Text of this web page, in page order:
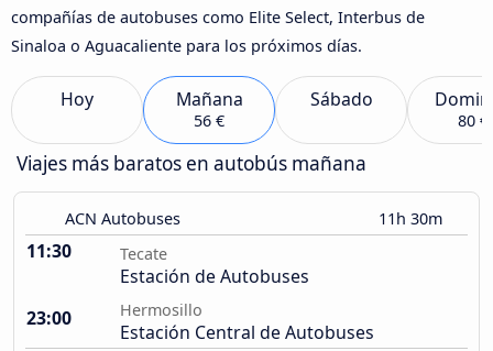
compañías de autobuses como Elite Select, Interbus de
Sinaloa o Aguacaliente para los próximos días.
Hoy Mañana
56 €
Sábado
80 €
Viajes más baratos en autobús mañana
ACN Autobuses 11h 30m
11:30 Tecate
Estación de Autobuses
23:00
Hermosillo
Estación Central de Autobuses